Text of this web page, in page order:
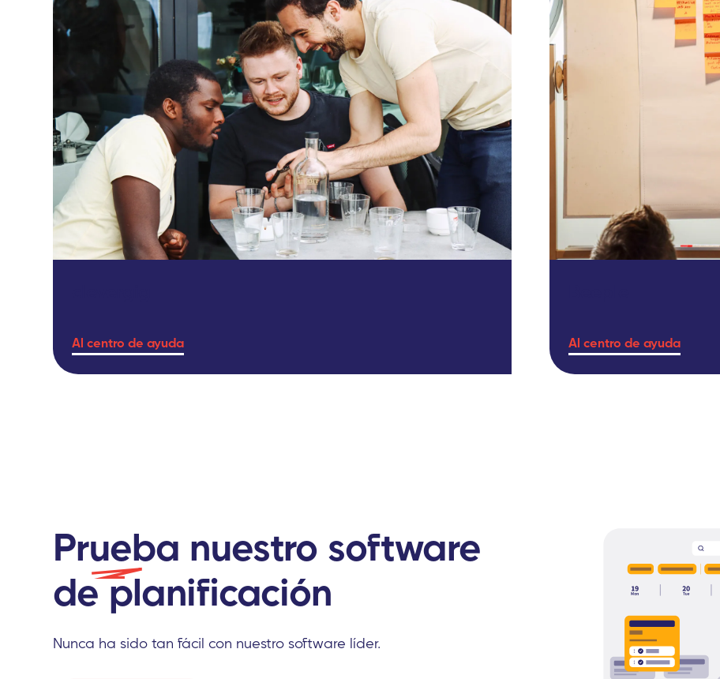
Al centro de ayuda Al centro de ayuda
Prueba nuestro software
deplanificación
Nunca ha sido tan fácil con nuestro software líder.